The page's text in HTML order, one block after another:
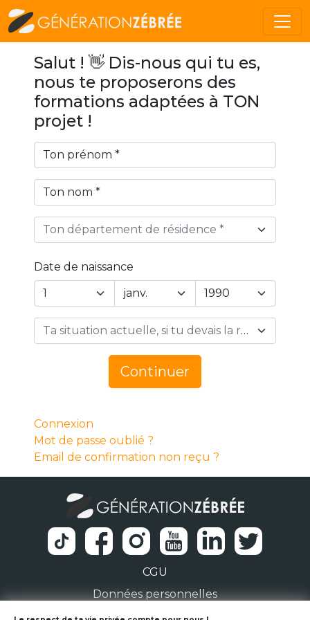
Salut ! 👋 Dis-nous qui tu es,
nous te proposerons des
formations adaptées à TON
projet !
Ton département de résidence *
Date de naissance
Year
Day
Ta situation actuelle, si tu devais la résumer en 1 mot… *
Continuer
Connexion
Mot de passe oublié ?
Email de confirmation non reçu ?
CGU
Données personnelles